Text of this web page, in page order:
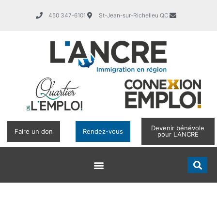
450 347-6101 St-Jean-sur-Richelieu QC
Faire un don Rendez-vous
Devenir bénévole
pour L'ANCRE